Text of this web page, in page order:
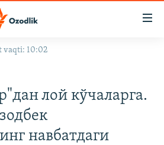
vaqti: 10:02
лой кўчаларга.
навбатдаги